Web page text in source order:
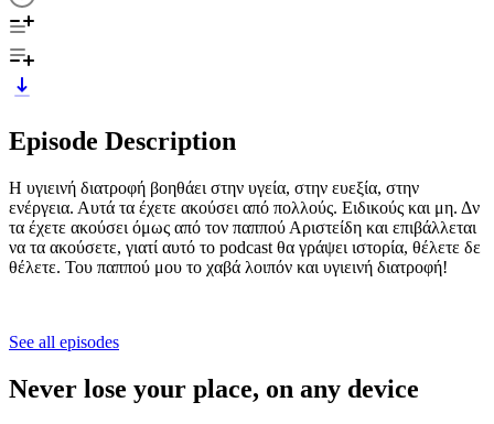
Episode Description
Η υγιεινή διατροφή βοηθάει στην υγεία, στην ευεξία, στην
ενέργεια. Αυτά τα έχετε ακούσει από πολλούς. Ειδικούς και μη. Δν
τα έχετε ακούσει όμως από τον παππού Αριστείδη και επιβάλλεται
να τα ακούσετε, γιατί αυτό το podcast θα γράψει ιστορία, θέλετε δε
θέλετε. Του παππού μου το χαβά λοιπόν και υγιεινή διατροφή!
See all episodes
Never lose your place, on any device